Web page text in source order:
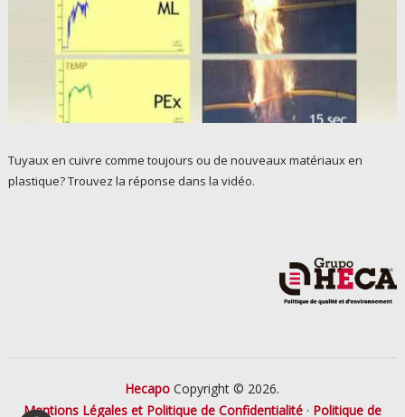
Tuyaux en cuivre comme toujours ou de nouveaux matériaux en
plastique? Trouvez la réponse dans la vidéo.
Hecapo Copyright © 2026.
Mentions Légales et Politique de Confidentialité· Politique de